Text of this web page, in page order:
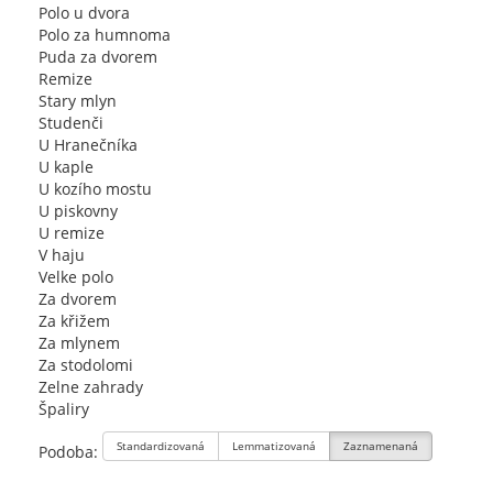
Polo u dvora
Polo za humnoma
Puda za dvorem
Remize
Stary mlyn
Studenči
U Hranečníka
U kaple
U kozího mostu
U piskovny
U remize
V haju
Velke polo
Za dvorem
Za křižem
Za mlynem
Za stodolomi
Zelne zahrady
Špaliry
Podoba: Standardizovaná Lemmatizovaná Zaznamenaná